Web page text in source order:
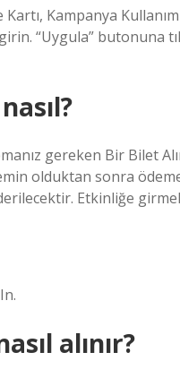
Kampanya
“Uygula” butonuna
gereken Bir Bilet
olduktan sonra
Etkinliğe
alınır?